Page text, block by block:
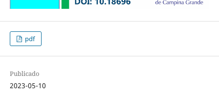
pdf
Publicado
2023-05-10